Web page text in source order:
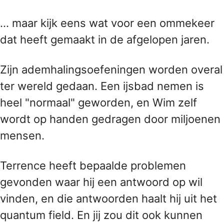
... maar kijk eens wat voor een ommekeer
dat heeft gemaakt in de afgelopen jaren.
Zijn ademhalingsoefeningen worden overal
ter wereld gedaan. Een ijsbad nemen is
heel "normaal" geworden, en Wim zelf
wordt op handen gedragen door miljoenen
mensen.
Terrence heeft bepaalde problemen
gevonden waar hij een antwoord op wil
vinden, en die antwoorden haalt hij uit het
quantum field. En jij zou dit ook kunnen